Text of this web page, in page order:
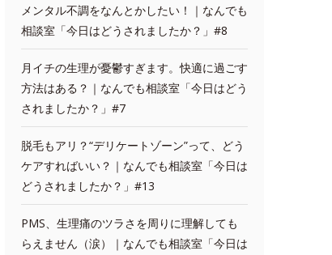
メンタル不調をなんとかしたい！｜なんでも
相談室「今日はどうされましたか？」#8
月イチの生理が憂鬱すぎます。快適に過ごす
方法はある？｜なんでも相談室「今日はどう
されましたか？」#7
脱毛もアリ？“デリケートゾーン”って、どう
ケアすればいい？｜なんでも相談室「今日は
どうされましたか？」#13
PMS、生理痛のツラさを周りに理解しても
らえません（涙）｜なんでも相談室「今日は